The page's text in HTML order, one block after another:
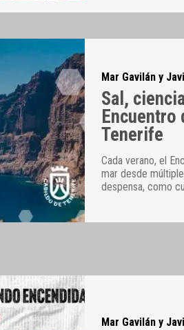
Mar Gavilán y
Sal,
Encuentro
Tenerife
Cada verano, el
mar desde
despensa, como
Mar Gavilán y